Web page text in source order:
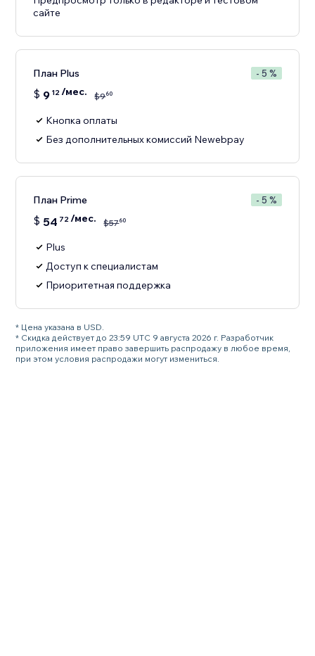
сайте
План Plus - 5 %
$ 9 12/мес. $960
Кнопка оплаты
Без дополнительных комиссий Newebpay
План Prime - 5 %
$ 54 72/мес. $5760
Plus
Доступ к специалистам
Приоритетная поддержка
* Цена указана в USD.
* Скидка действует до 23:59 UTC 9 августа 2026 г. Разработчик
приложения имеет право завершить распродажу в любое время,
при этом условия распродажи могут измениться.